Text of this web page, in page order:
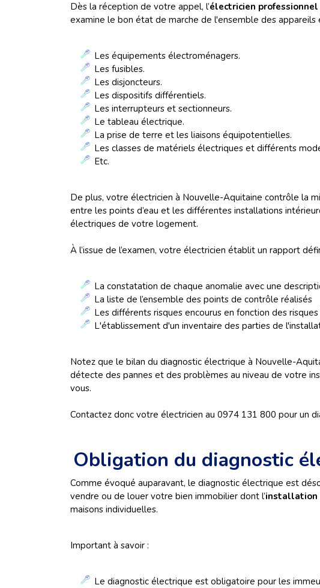
Dès la réception de votre appel, l’électricien professionnel
examine le bon état de marche de l'ensemble des
Les équipements électroménagers.
Les fusibles.
Les disjoncteurs.
Les dispositifs différentiels.
Les interrupteurs et sectionneurs.
Le tableau électrique.
La prise de terre et les liaisons équipotentielles.
Les classes de matériels électriques et différents
Etc.
De plus, votre électricien à Nouvelle-Aquitaine contrôle la
entre les points d’eau et les différentes installations
électriques de votre logement.
À l’issue de l’examen, votre électricien établit un rapport
La constatation de chaque anomalie avec une
La liste de l’ensemble des points de contrôle réalisés
Les différents risques encourus en fonction des
L'établissement d'un inventaire des parties de
Notez que le bilan du diagnostic électrique à Nouvelle-
détecte des pannes et des problèmes au niveau de votre
vous.
Contactez donc votre électricien au 0974 131 800 pour un
Obligation du diagnostic
Comme évoqué auparavant, le diagnostic électrique est
vendre ou de louer votre bien immobilier dont l’installation
maisons individuelles.
Important à savoir :
Le diagnostic électrique est obligatoire pour les